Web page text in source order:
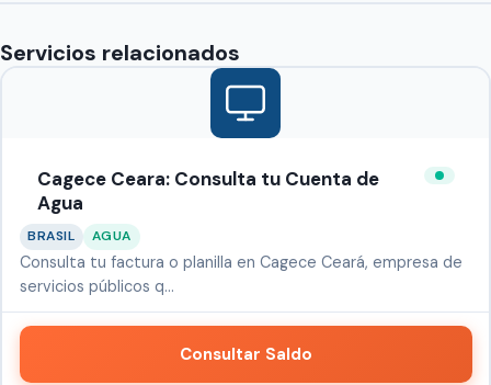
Servicios relacionados
Cagece Ceara: Consulta tu Cuenta de
Agua
BRASIL AGUA
Consulta tu factura o planilla en Cagece Ceará, empresa de
servicios públicos q…
Consultar Saldo